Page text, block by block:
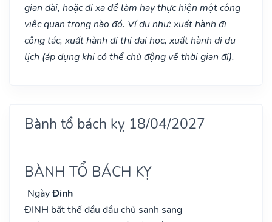
gian dài, hoặc đi xa để làm hay thực hiện một công
việc quan trọng nào đó. Ví dụ như: xuất hành đi
công tác, xuất hành đi thi đại học, xuất hành di du
lịch (áp dụng khi có thể chủ động về thời gian đi).
Bành tổ bách kỵ 18/04/2027
BÀNH TỔ BÁCH KỴ
NgàyĐinh
ĐINH bất thế đầu đầu chủ sanh sang